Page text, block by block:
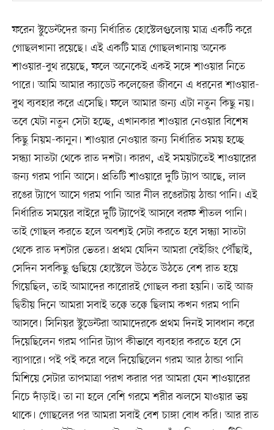
ফরেন স্টুডেন্টদের জন্য নির্ধারিত হোস্টেলগুলোয় মাত্র একটি করে
গোছলখানা রয়েছে। এই একটি মাত্র গোছলখানায় অনেক
শাওয়ার-বুথ রয়েছে, ফলে অনেকেই একই সঙ্গে শাওয়ার নিতে
পারে। আমি আমার ক্যাডেট কলেজের জীবনে এ ধরনের শাওয়ার-
বুথ ব্যবহার করে এসেছি। ফলে আমার জন্য এটা নতুন কিছু নয়।
তবে যেটা নতুন সেটা হচ্ছে, এখানকার শাওয়ার নেওয়ার বিশেষ
কিছু নিয়ম-কানুন। শাওয়ার নেওয়ার জন্য নির্ধারিত সময় হচ্ছে
সন্ধ্যা সাতটা থেকে রাত দশটা। কারণ, এই সময়টাতেই শাওয়ারের
জন্য গরম পানি আসে। প্রতিটি শাওয়ারে দুটি ট্যাপ আছে, লাল
রঙের ট্যাপে আসে গরম পানি আর নীল রঙেরটায় ঠান্ডা পানি। এই
নির্ধারিত সময়ের বাইরে দুটি ট্যাপেই আসবে বরফ শীতল পানি।
তাই গোছল করতে হলে অবশ্যই সেটা করতে হবে সন্ধ্যা সাতটা
থেকে রাত দশটার ভেতর। প্রথম যেদিন আমরা বেইজিং পৌঁছাই,
সেদিন সবকিছু গুছিয়ে হোস্টেলে উঠতে উঠতে বেশ রাত হয়ে
গিয়েছিল, তাই আমাদের কারোরই গোছল করা হয়নি। তাই আজ
দ্বিতীয় দিনে আমরা সবাই তক্কে তক্কে ছিলাম কখন গরম পানি
আসবে। সিনিয়র স্টুডেন্টরা আমাদেরকে প্রথম দিনই সাবধান করে
দিয়েছিলেন গরম পানির ট্যাপ কীভাবে ব্যবহার করতে হবে সে
ব্যাপারে। পই পই করে বলে দিয়েছিলেন গরম আর ঠান্ডা পানি
মিশিয়ে সেটার তাপমাত্রা পরখ করার পর আমরা যেন শাওয়ারের
নিচে দাঁড়াই। তা না হলে বেশি গরমে শরীর ঝলসে যাওয়ার ভয়
থাকে। গোছলের পর আমরা সবাই বেশ চাঙ্গা বোধ করি। আর রাত